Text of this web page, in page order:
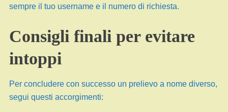
sempre il tuo username e il numero di richiesta.
Consigli finali per evitare
intoppi
Per concludere con successo un prelievo a nome diverso,
segui questi accorgimenti: